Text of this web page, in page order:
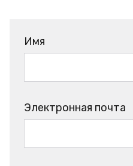
Имя
Электронная почта